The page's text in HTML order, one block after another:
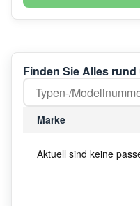
Finden Sie Alles rund
Marke
Aktuell sind keine